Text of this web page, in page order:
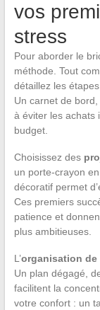
vos
stress
Pour aborder le
méthode. Tout
détaillez les
Un carnet de
à éviter les achats
budget.
Choisissez des
un porte-crayon
décoratif permet
Ces premiers
patience et
plus ambitieuses.
L’organisation de
Un plan dégagé,
facilitent la
votre confort : un